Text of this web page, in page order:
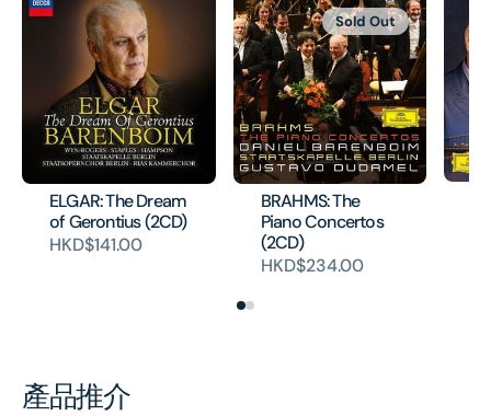
ELGAR: The Dream
of Gerontius (2CD)
HKD$141.00
BRAHMS: The
Piano Concertos
(2CD)
HKD$234.00
Sold Out
產品推介